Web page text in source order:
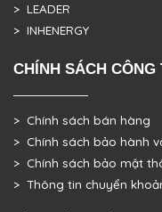
> LEADER
> INHENERGY
CHÍNH SÁCH CÔNG
> Chính sách bán hàng
> Chính sách bảo hành
> Chính sách bảo mật
> Thông tin chuyển